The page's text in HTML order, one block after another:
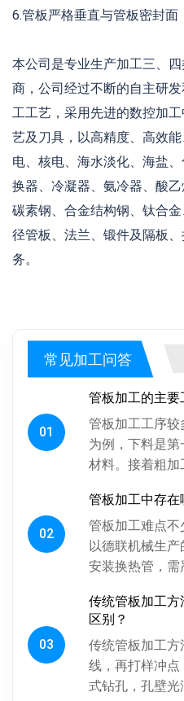
6.管板严格垂直与管板密封面
本公司是专业生产加工三、
商，公司经过不断的自主研
工工艺，采用先进的数控加
艺及刀具，以高精度、高效
电、核电、海水淡化、海盐
换器、冷凝器、氨冷器、酸
碳素钢、合金结构钢、钛合
径管板、法兰、锻件及隔板
务。
常见加工问答
01
管板加工的主要
管板加工工序
为例，下料是
材料。接着粗加
关键，通过射线
02
管板加工中存在
管板加工难点不
以德联机械生
安装换热管，需
影响换热管安装
03
传统管板加工
区别？
传统管板加工
线，再打样冲
式钻孔，孔壁光